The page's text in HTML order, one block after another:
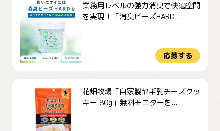
業務用レベルの強力消臭で快適空間
を実現！「消臭ビーズHARD...
応募する
花畑牧場「自家製ヤギ乳チーズクッ
キー 80g」無料モニターを...